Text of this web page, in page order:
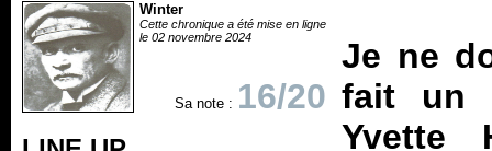
Winter
Cette chronique a été mise en ligne
le 02 novembre 2024
Sa note : 16/20
Je ne
fait un
Yvette